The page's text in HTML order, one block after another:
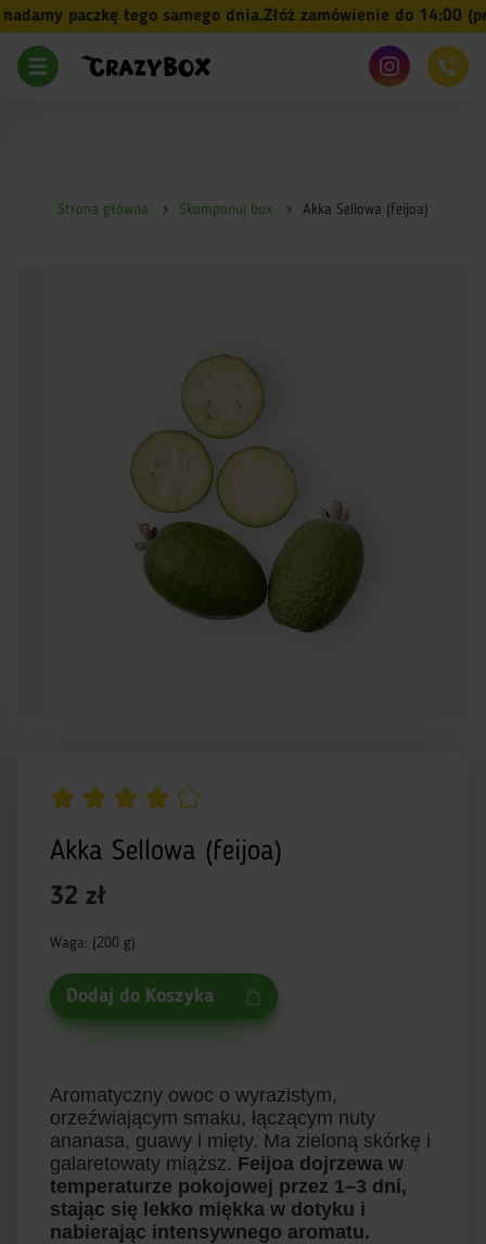
paczkę tego samego dnia.Złóż zamówienie do 14:00 (pn-
Strona główna Skomponuj box Akka Sellowa (feijoa)
Akka Sellowa (feijoa)
32 zł
Waga: (200 g)
Dodaj do Koszyka
Aromatyczny owoc o wyrazistym,
orzeźwiającym smaku, łączącym nuty
ananasa, guawy i mięty. Ma zieloną skórkę i
galaretowaty miąższ. Feijoa dojrzewa w
temperaturze pokojowej przez 1–3 dni,
stając się lekko miękka w dotyku i
nabierając intensywnego aromatu.